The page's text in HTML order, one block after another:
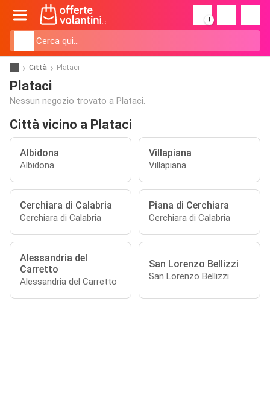
!
Città Plataci
Plataci
Nessun negozio trovato a Plataci.
Città vicino a Plataci
Albidona
Albidona
Villapiana
Villapiana
Cerchiara di Calabria
Cerchiara di Calabria
Piana di Cerchiara
Cerchiara di Calabria
Alessandria del
Carretto
Alessandria del Carretto
San Lorenzo Bellizzi
San Lorenzo Bellizzi